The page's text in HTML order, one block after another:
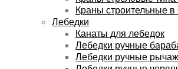
Краны строительные в
Лебедки
Канаты для лебедок
Лебедки ручные
Лебедки ручные